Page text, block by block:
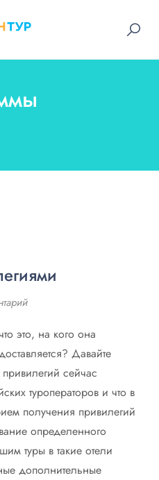
это, на кого она
Давайте
сейчас
туроператоров и что в
получения привилегий
определенного
туры в такие отели
дополнительные